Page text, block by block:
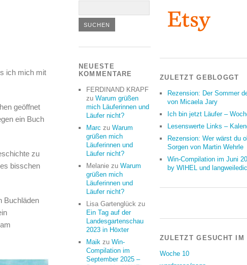
ich mich mit
geöffnet
ein Buch
zu
bisschen
Buchläden
NEUESTE
KOMMENTARE
FERDINAND KRAPF
zu Warum grüßen
mich Läuferinnen und
Läufer nicht?
Marc zu Warum
grüßen mich
Läuferinnen und
Läufer nicht?
Melaniezu Warum
grüßen mich
Läuferinnen und
Läufer nicht?
Lisa Gartenglück zu
Ein Tag auf der
Landesgartenschau
2023 in Höxter
Maik zu Win-
Compilation im
September 2025 –
ZULETZT GEBLOGGT
Rezension: Der Sommer
von Micaela Jary
Ich bin jetzt Läufer –
Lesenswerte Links –
Rezension: Wer wärst du
Sorgen von Martin Wehrle
Win-Compilation im Juni
by WIHEL und
ZULETZT GESUCHT IM
Woche 10